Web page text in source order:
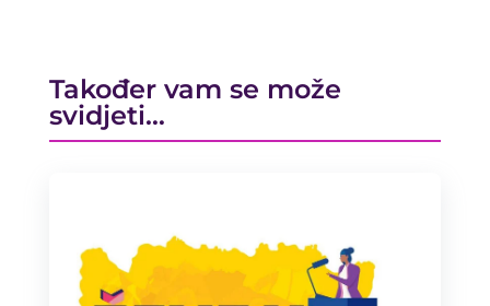
Također vam se može
svidjeti…